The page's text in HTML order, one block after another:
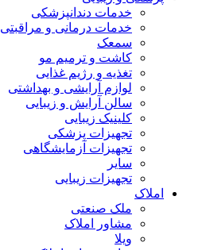
خدمات دندانپزشکی
خدمات درمانی و مراقبتی
سمعک
کاشت و ترمیم مو
تغذیه و رژیم غذایی
لوازم آرایشی و بهداشتی
سالن آرایش و زیبایی
کلینیک زیبایی
تجهیزات پزشکی
تجهیزات آزمایشگاهی
سایر
تجهیزات زیبایی
املاک
ملک صنعتی
مشاور املاک
ویلا